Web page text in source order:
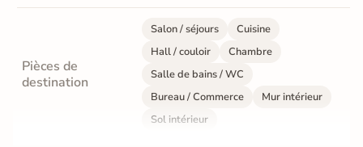
Pièces de
destination
Salon / séjours
Cuisine
Hall / couloir
Chambre
Salle de bains / WC
Bureau / Commerce
Mur intérieur
Sol intérieur